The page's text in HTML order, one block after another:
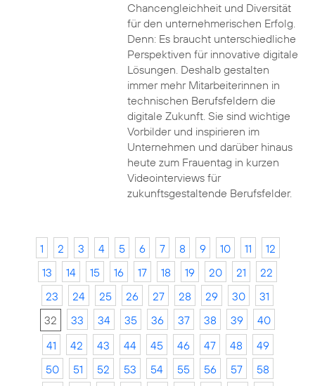
Chancengleichheit und Diversität
für den unternehmerischen Erfolg.
Denn: Es braucht unterschiedliche
Perspektiven für innovative digitale
Lösungen. Deshalb gestalten
immer mehr Mitarbeiterinnen in
technischen Berufsfeldern die
digitale Zukunft. Sie sind wichtige
Vorbilder und inspirieren im
Unternehmen und darüber hinaus
heute zum Frauentag in kurzen
Videointerviews für
zukunftsgestaltende Berufsfelder.
1 2 3 4 5 6 7 8 9 10 11
12
13
14 15 16 17 18 19 20 21
22
23
24 25 26 27 28 29 30
31
32
33 34 35 36 37 38 39
40
41
42 43 44 45 46 47 48
49
50
51 52 53 54 55 56 57
58